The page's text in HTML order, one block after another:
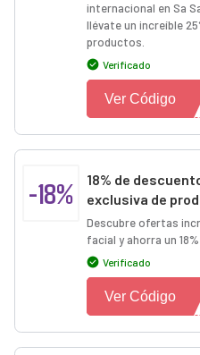
internacional en Sa
llévate un increíble
productos.
Verificado
Ver Código
-18%
18% de
exclusiva de
Descubre ofertas
facial y ahorra un
Verificado
Ver Código